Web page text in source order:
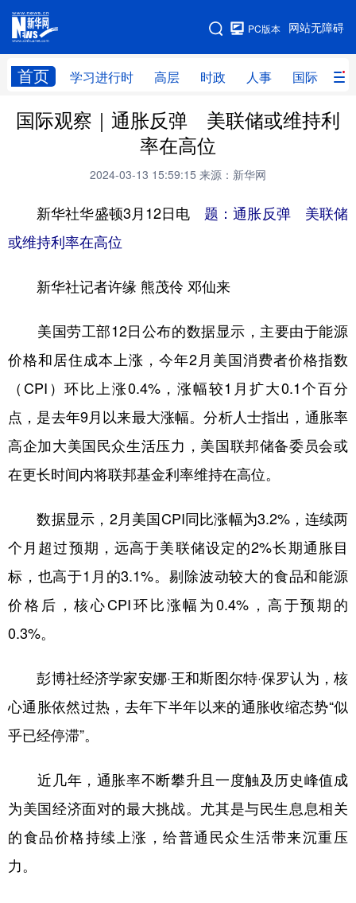
网站无障碍
PC版本
首页 学习进行时 高层 时政 人事 国际 财
网站地图
学习进行时 高层 时政 人事
财经 网评
科技 科创 量子 体育
文化
访谈 视频 图片
食品 人居 信息化 数字经济
学术中国 乡村振兴 银龄 溯源中国
城市 旅游 能源 会展
彩票 娱乐 时尚 悦读
文化产业
地方频道
北京 天津 河北 山西
浙江 安徽 福建 江西
山东 河南 湖北 湖南
四川 贵州 云南 西藏
陕西 甘肃 青海 宁夏
国际观察｜通胀反弹 美联储或维持利
率在高位
2024-03-13 15:59:15 来源：新华网
新华社华盛顿3月12日电 题：通胀反弹 美联储
或维持利率在高位
新华社记者许缘 熊茂伶 邓仙来
美国劳工部12日公布的数据显示，主要由于能源
价格和居住成本上涨，今年2月美国消费者价格指数
（CPI）环比上涨0.4%，涨幅较1月扩大0.1个百分
点，是去年9月以来最大涨幅。分析人士指出，通胀率
高企加大美国民众生活压力，美国联邦储备委员会或
在更长时间内将联邦基金利率维持在高位。
数据显示，2月美国CPI同比涨幅为3.2%，连续两
个月超过预期，远高于美联储设定的2%长期通胀目
标，也高于1月的3.1%。剔除波动较大的食品和能源
价格后，核心CPI环比涨幅为0.4%，高于预期的
0.3%。
彭博社经济学家安娜·王和斯图尔特·保罗认为，核
心通胀依然过热，去年下半年以来的通胀收缩态势“似
乎已经停滞”。
近几年，通胀率不断攀升且一度触及历史峰值成
为美国经济面对的最大挑战。尤其是与民生息息相关
的食品价格持续上涨，给普通民众生活带来沉重压
力。